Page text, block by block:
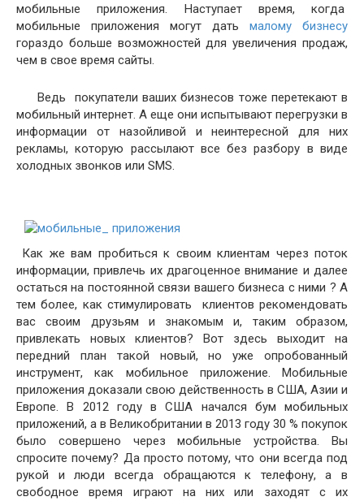
мобильные приложения. Наступает время, когда
мобильные приложения могут дать малому бизнесу
гораздо больше возможностей для увеличения продаж,
чем в свое время сайты.
Ведь покупатели ваших бизнесов тоже перетекают в
мобильный интернет. А еще они испытывают перегрузки в
информации от назойливой и неинтересной для них
рекламы, которую рассылают все без разбору в виде
холодных звонков или SMS.
Как же вам пробиться к своим клиентам через поток
информации, привлечь их драгоценное внимание и далее
остаться на постоянной связи вашего бизнеса с ними ? А
тем более, как стимулировать клиентов рекомендовать
вас своим друзьям и знакомым и, таким образом,
привлекать новых клиентов? Вот здесь выходит на
передний план такой новый, но уже опробованный
инструмент, как мобильное приложение. Мобильные
приложения доказали свою действенность в США, Азии и
Европе. В 2012 году в США начался бум мобильных
приложений, а в Великобритании в 2013 году 30 % покупок
было совершено через мобильные устройства. Вы
спросите почему? Да просто потому, что они всегда под
рукой и люди всегда обращаются к телефону, а в
свободное время играют на них или заходят с их